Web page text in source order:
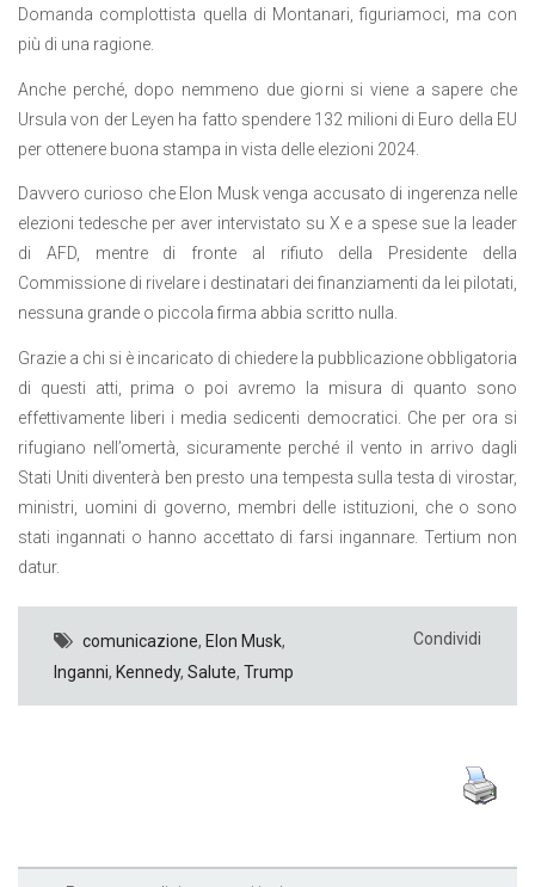
Domanda complottista quella di Montanari, figuriamoci, ma con
più di una ragione.
Anche perché, dopo nemmeno due giorni si viene a sapere che
Ursula von der Leyen ha fatto spendere 132 milioni di Euro della EU
per ottenere buona stampa in vista delle elezioni 2024.
Davvero curioso che Elon Musk venga accusato di ingerenza nelle
elezioni tedesche per aver intervistato su X e a spese sue la leader
di AFD, mentre di fronte al rifiuto della Presidente della
Commissione di rivelare i destinatari dei finanziamenti da lei pilotati,
nessuna grande o piccola firma abbia scritto nulla.
Grazie a chi si è incaricato di chiedere la pubblicazione obbligatoria
di questi atti, prima o poi avremo la misura di quanto sono
effettivamente liberi i media sedicenti democratici. Che per ora si
rifugiano nell’omertà, sicuramente perché il vento in arrivo dagli
Stati Uniti diventerà ben presto una tempesta sulla testa di virostar,
ministri, uomini di governo, membri delle istituzioni, che o sono
stati ingannati o hanno accettato di farsi ingannare. Tertium non
datur.
comunicazione, Elon Musk,
Inganni, Kennedy, Salute, Trump
Condividi